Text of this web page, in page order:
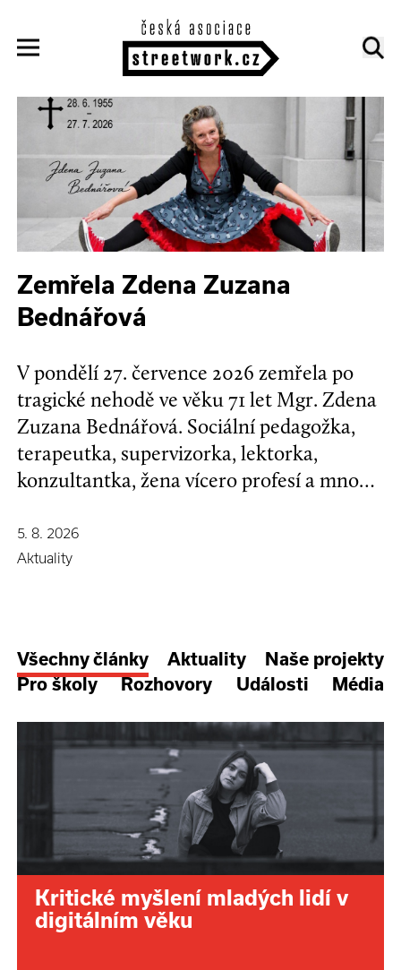
Zemřela Zdena Zuzana
Bednářová
V pondělí 27. července 2026 zemřela po
tragické nehodě ve věku 71 let Mgr. Zdena
Zuzana Bednářová. Sociální pedagožka,
terapeutka, supervizorka, lektorka,
konzultantka, žena vícero profesí a mnoha
nespoutanou povahou.
5. 8. 2026
Aktuality
Všechny články Aktuality
Naše projekty
Pro školy
Rozhovory Události Média
Kritické myšlení mladých lidí v
digitálním věku